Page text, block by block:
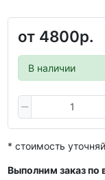
от 4800р.
В наличии
* стоимость
Выполним заказ